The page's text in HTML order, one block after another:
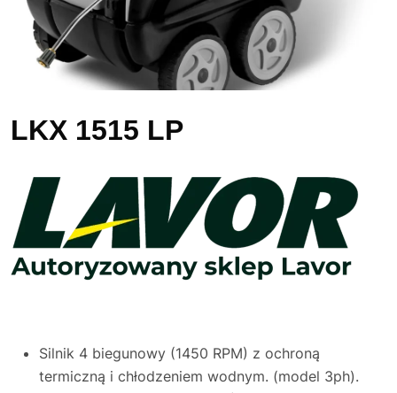
LKX 1515 LP
Silnik 4 biegunowy (1450 RPM) z ochroną
termiczną i chłodzeniem wodnym. (model 3ph).